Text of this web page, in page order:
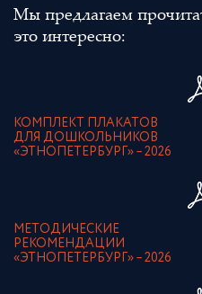
Мы предлагаем
это интересно:
КОМПЛЕКТ ПЛАКАТОВ
ДЛЯ ДОШКОЛЬНИКОВ
«ЭТНОПЕТЕРБУРГ» – 2026
МЕТОДИЧЕСКИЕ
РЕКОМЕНДАЦИИ
«ЭТНОПЕТЕРБУРГ» – 2026